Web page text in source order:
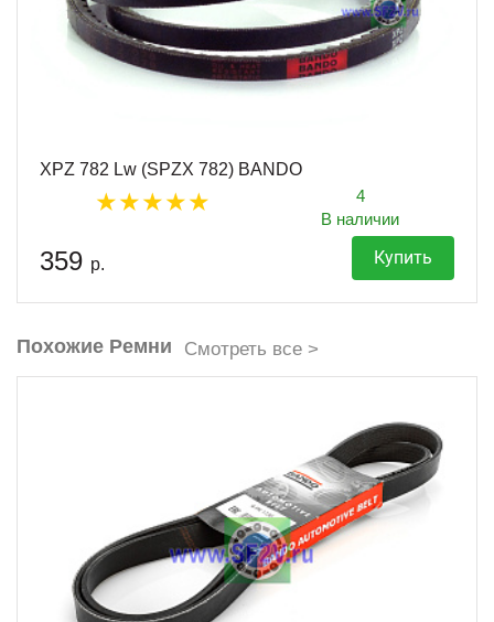
XPZ 782 Lw (SPZX 782) BANDO
4
В наличии
359 р. Купить
Похожие Ремни Смотреть все >